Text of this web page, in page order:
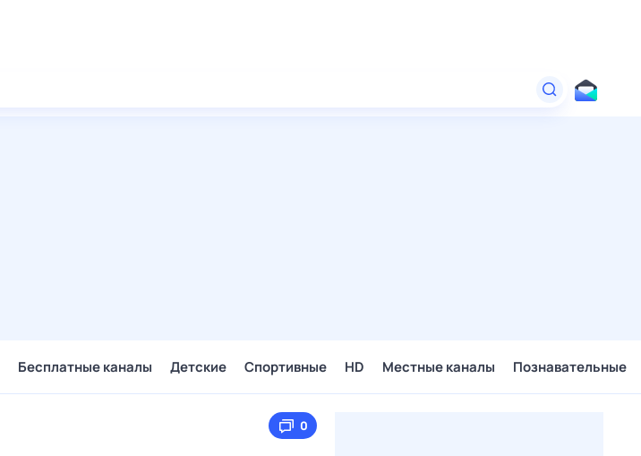
Бесплатные каналы Детские Спортивные HD Местные каналы Познавательные
0